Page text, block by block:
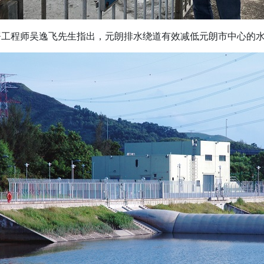
程师吴逸飞先生指出，元朗排水绕道有效减低元朗市中心的